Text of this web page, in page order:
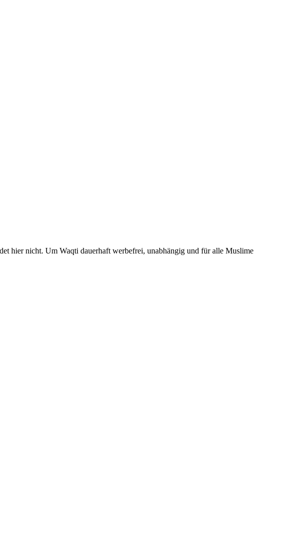
hier nicht. Um Waqti dauerhaft werbefrei, unabhängig und für alle Muslime